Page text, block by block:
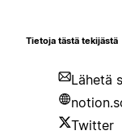
Tietoja tästä tekijästä
Lähetä
Twitter